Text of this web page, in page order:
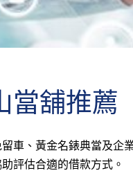
雄
當舖推薦
車、黃金名錶典當及企
評估合適的借款方式。